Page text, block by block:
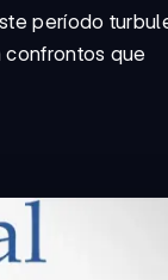
período
confrontos que